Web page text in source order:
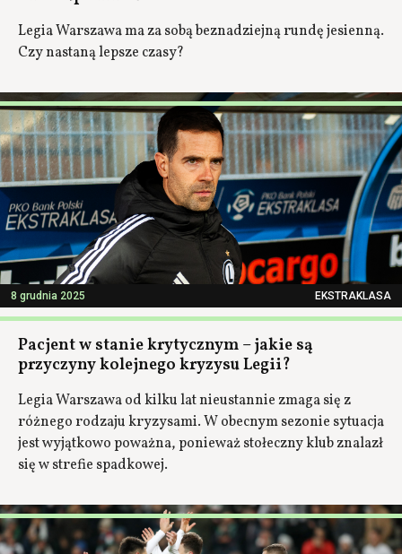
Legia Warszawa ma za sobą beznadziejną rundę jesienną.
Czy nastaną lepsze czasy?
8 grudnia 2025 EKSTRAKLASA
Pacjent w stanie krytycznym – jakie są
przyczyny kolejnego kryzysu Legii?
Legia Warszawa od kilku lat nieustannie zmaga się z
różnego rodzaju kryzysami. W obecnym sezonie sytuacja
jest wyjątkowo poważna, ponieważ stołeczny klub znalazł
się w strefie spadkowej.